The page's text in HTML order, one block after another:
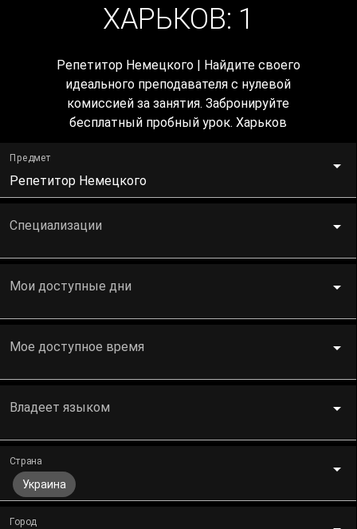
ХАРЬКОВ: 1
Репетитор Немецкого | Найдите своего
идеального преподавателя с нулевой
комиссией за занятия. Забронируйте
бесплатный пробный урок. Харьков
Предмет
Репетитор Немецкого
Специализации
Мои доступные дни
Мое доступное время
Владеет языком
Страна
Украина
Город